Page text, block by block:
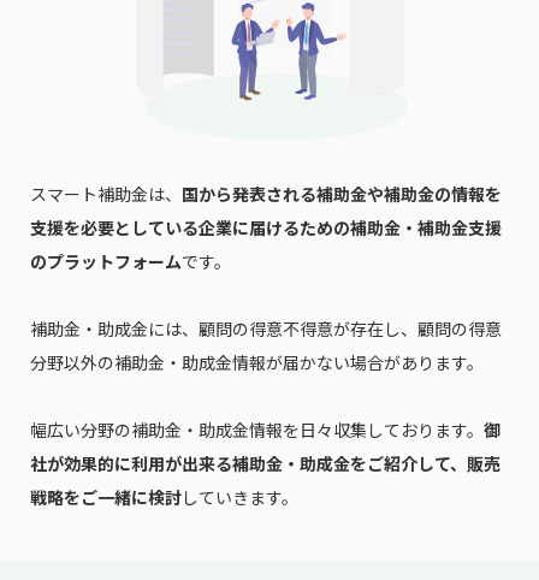
スマート補助金は、 国から発表される補助金や補助金の情報を
支援を必要としている企業に届けるための補助金・補助金支援
のプラットフォームです。
補助金・助成金には、顧問の得意不得意が存在し、顧問の得意
分野以外の補助金・助成金情報が届かない場合があります。
幅広い分野の補助金・助成金情報を日々収集しております。 御
社が効果的に利用が出来る補助金・助成金をご紹介して、販売
戦略をご一緒に検討していきます。